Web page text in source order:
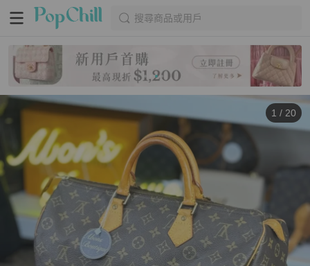
搜尋商品或用戶
1 / 20